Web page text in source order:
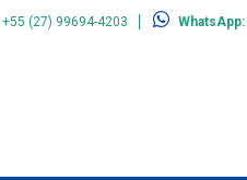
+55 (27) 99694-4203 WhatsApp: